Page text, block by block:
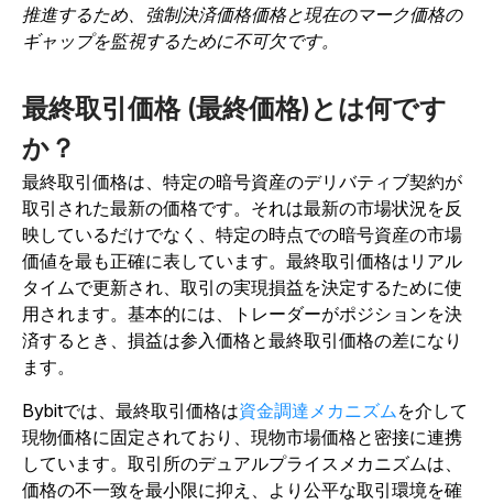
推進するため、強制決済価格価格と現在のマーク価格の
ギャップを監視するために不可欠です。
最終取引価格 (最終価格)とは何です
か？
最終取引価格は、特定の暗号資産のデリバティブ契約が
取引された最新の価格です。それは最新の市場状況を反
映しているだけでなく、特定の時点での暗号資産の市場
価値を最も正確に表しています。最終取引価格はリアル
タイムで更新され、取引の実現損益を決定するために使
用されます。基本的には、トレーダーがポジションを決
済するとき、損益は参入価格と最終取引価格の差になり
ます。
Bybitでは、最終取引価格は資金調達メカニズムを介して
現物価格に固定されており、現物市場価格と密接に連携
しています。取引所のデュアルプライスメカニズムは、
価格の不一致を最小限に抑え、より公平な取引環境を確